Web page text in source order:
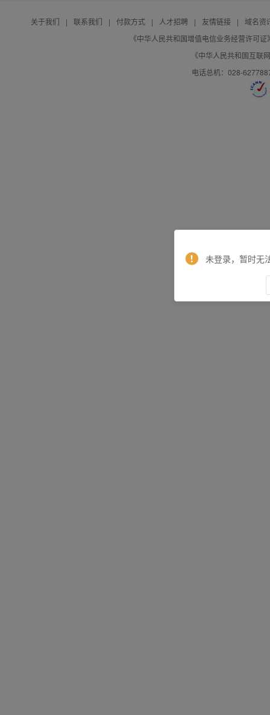
关于我们 | 联系我们 | 付款方式 | 人才招聘 | 友情链接 |
域名资
《中华人民共和国增值电信业务经营许可
《中华人民共和国互联
电话总机：028-
未登录，暂时无